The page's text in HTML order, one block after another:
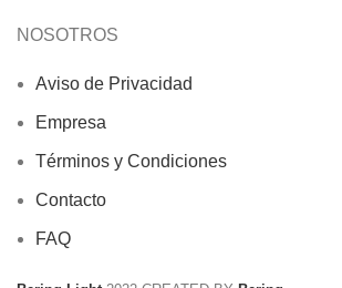
NOSOTROS
Aviso de Privacidad
Empresa
Términos y Condiciones
Contacto
FAQ